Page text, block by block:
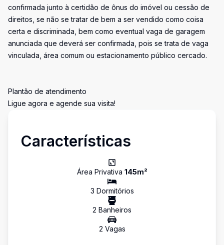
confirmada junto à certidão de ônus do imóvel ou cessão de
direitos, se não se tratar de bem a ser vendido como coisa
certa e discriminada, bem como eventual vaga de garagem
anunciada que deverá ser confirmada, pois se trata de vaga
vinculada, área comum ou estacionamento público cercado.
Plantão de atendimento
Ligue agora e agende sua visita!
Características
Área Privativa 145m²
3 Dormitórios
2 Banheiros
2 Vagas